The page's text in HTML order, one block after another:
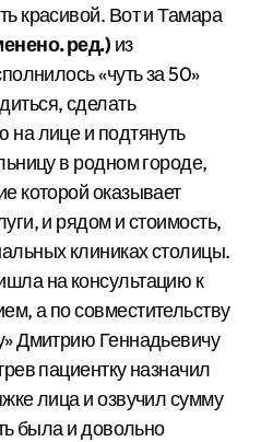
красивой. Вот и Тамара
ред.) из
«чуть за 50»
сделать
на лице и подтянуть
в родном городе,
которой оказывает
и рядом и стоимость,
клиниках столицы.
на консультацию к
а по совместительству
Дмитрию Геннадьевичу
пациентку назначил
лица и озвучил сумму
была и довольно